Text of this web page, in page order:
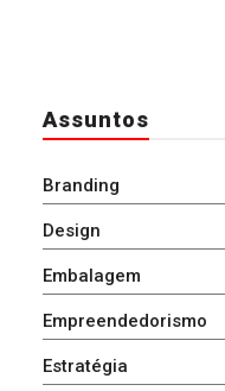
Assuntos
Branding
Design
Embalagem
Empreendedorismo
Estratégia